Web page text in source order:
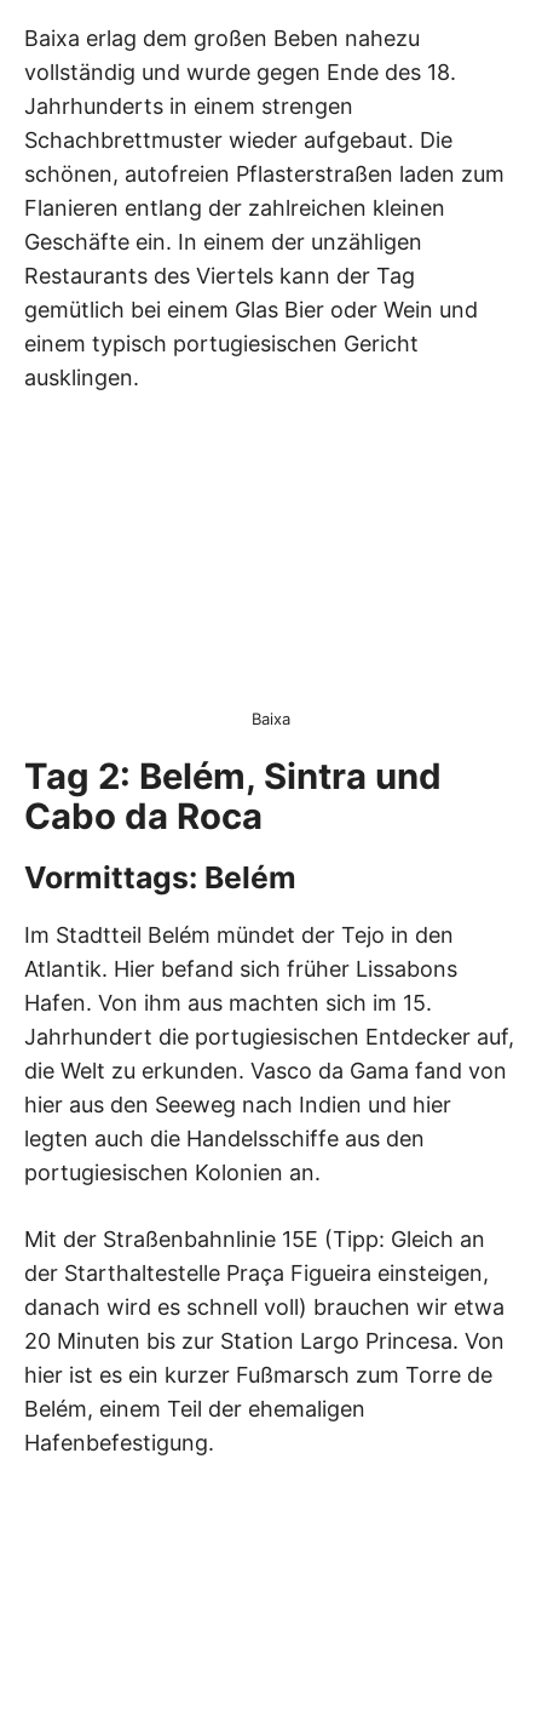
Baixa erlag dem großen Beben nahezu
vollständig und wurde gegen Ende des 18.
Jahrhunderts in einem strengen
Schachbrettmuster wieder aufgebaut. Die
schönen, autofreien Pflasterstraßen laden zum
Flanieren entlang der zahlreichen kleinen
Geschäfte ein. In einem der unzähligen
Restaurants des Viertels kann der Tag
gemütlich bei einem Glas Bier oder Wein und
einem typisch portugiesischen Gericht
ausklingen.
Baixa
Tag 2: Belém, Sintra und
Cabo da Roca
Vormittags: Belém
Im Stadtteil Belém mündet der Tejo in den
Atlantik. Hier befand sich früher Lissabons
Hafen. Von ihm aus machten sich im 15.
Jahrhundert die portugiesischen Entdecker auf,
die Welt zu erkunden. Vasco da Gama fand von
hier aus den Seeweg nach Indien und hier
legten auch die Handelsschiffe aus den
portugiesischen Kolonien an.
Mit der Straßenbahnlinie 15E (Tipp: Gleich an
der Starthaltestelle Praça Figueira einsteigen,
danach wird es schnell voll) brauchen wir etwa
20 Minuten bis zur Station Largo Princesa. Von
hier ist es ein kurzer Fußmarsch zum Torre de
Belém, einem Teil der ehemaligen
Hafenbefestigung.